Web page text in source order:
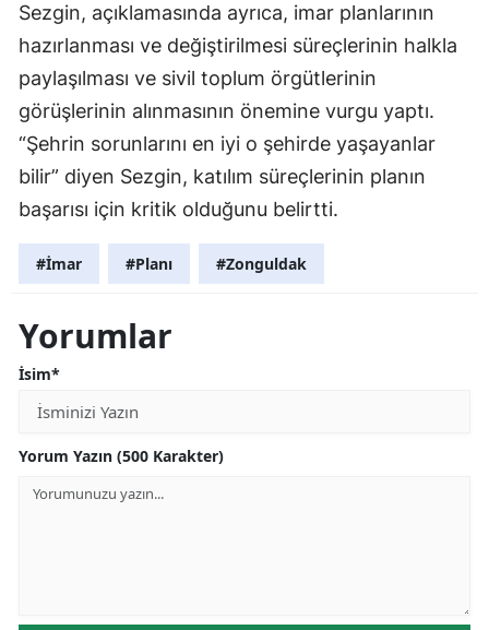
Sezgin, açıklamasında ayrıca, imar planlarının
hazırlanması ve değiştirilmesi süreçlerinin halkla
paylaşılması ve sivil toplum örgütlerinin
görüşlerinin alınmasının önemine vurgu yaptı.
“Şehrin sorunlarını en iyi o şehirde yaşayanlar
bilir” diyen Sezgin, katılım süreçlerinin planın
başarısı için kritik olduğunu belirtti.
#İmar #Planı #Zonguldak
Yorumlar
İsim*
Yorum Yazın (500 Karakter)